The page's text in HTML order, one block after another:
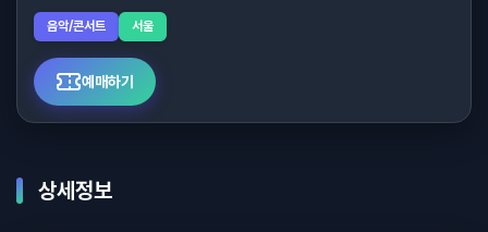
음악/콘서트 서울
예매하기
상세정보